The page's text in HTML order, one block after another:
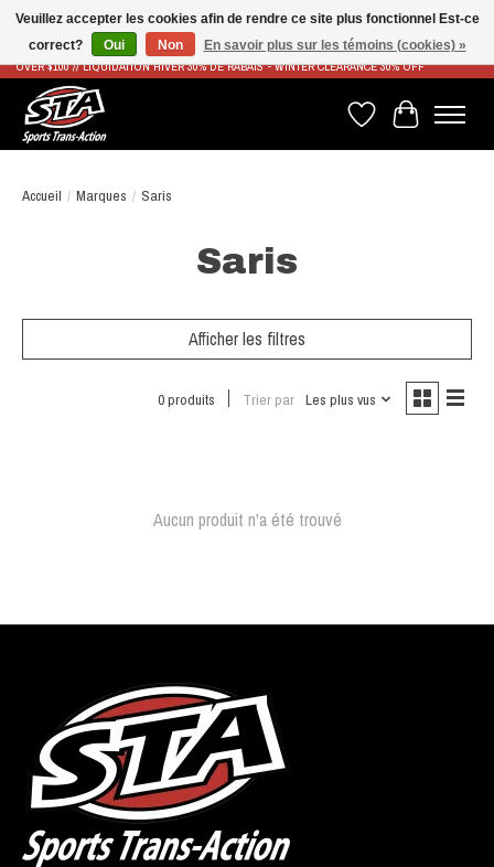
LIVRAISON RAPIDE ET GRATUITE À PARTIR DE 100$ - FAST & FREE SHIPPING ON ORDERS
OVER $100 // LIQUIDATION HIVER 30% DE RABAIS - WINTER CLEARANCE 30% OFF
Liste de souhaits
Panier
Accueil / Marques / Saris
Saris
Afficher les filtres
0 produits Trier par Les plus vus
Aucun produit n'a été trouvé
Veuillez accepter les cookies afin de rendre ce site plus fonctionnel Est-ce
correct?
Oui Non En savoir plus sur les témoins (cookies) »